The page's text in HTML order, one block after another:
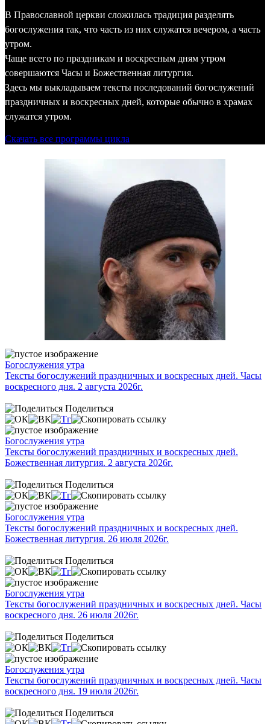
В Православной церкви сложилась традиция разделять
богослужения так, что часть из них служатся вечером, а часть
утром.
Чаще всего по праздникам и воскресным дням утром
совершаются Часы и Божественная литургия.
Здесь мы выкладываем тексты последований богослужений
праздничных и воскресных дней, которые обычно в храмах
служатся утром.
Скачать все программы цикла
Богослужения утра
Тексты богослужений праздничных и воскресных дней. Часы
воскресного дня. 2 августа 2026г.
Поделиться
Богослужения утра
Тексты богослужений праздничных и воскресных дней.
Божественная литургия. 2 августа 2026г.
Поделиться
Богослужения утра
Тексты богослужений праздничных и воскресных дней.
Божественная литургия. 26 июля 2026г.
Поделиться
Богослужения утра
Тексты богослужений праздничных и воскресных дней. Часы
воскресного дня. 26 июля 2026г.
Поделиться
Богослужения утра
Тексты богослужений праздничных и воскресных дней. Часы
воскресного дня. 19 июля 2026г.
Поделиться